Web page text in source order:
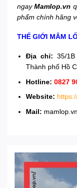
ngayMamlop.vn
phẩm chính hãng
THẾ GIỚI MÂM
Địa chỉ: 35/
Thành phố Hồ
Hotline: 0827
Website:
Mail: